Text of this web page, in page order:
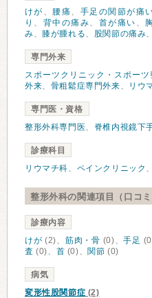
けが 、 腰痛 、 手足の関節が痛
り 、 背中の痛み、 首が痛い 、
み、 膝が腫れる、 股関節の痛み
専門外来
スポーツクリニック・スポー
外来、 骨粗鬆症専門外来、 リウ
専門医・資格
整形外科専門医、 脊椎内視鏡下
診療科目
リウマチ科、 ペインクリニック 、
整形外科の関連項目（口コミ
診療内容
けが (2)、 筋肉・骨 (0)、手足
査 (0)、 首 (0)、 関節 (0)
病気
変形性股関節症 (2)